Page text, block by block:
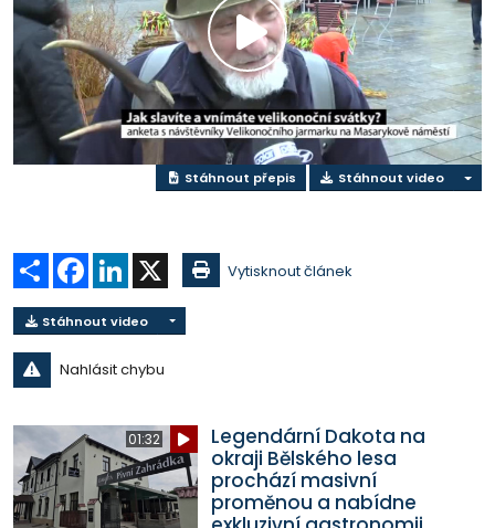
Přehrát
video
Stáhnout přepis Stáhnout video
Sdílet Facebook
LinkedIn Vytisknout článek
Stáhnout video
Nahlásit chybu
01:32
Legendární Dakota na
okraji Bělského lesa
prochází masivní
proměnou a nabídne